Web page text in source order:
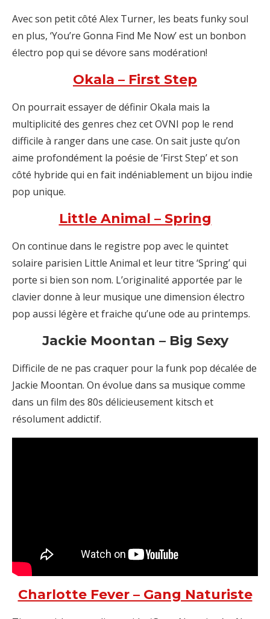
Avec son petit côté Alex Turner, les beats funky soul
en plus, ‘You’re Gonna Find Me Now’ est un bonbon
électro pop qui se dévore sans modération!
Okala – First Step
On pourrait essayer de définir Okala mais la
multiplicité des genres chez cet OVNI pop le rend
difficile à ranger dans une case. On sait juste qu’on
aime profondément la poésie de ‘First Step’ et son
côté hybride qui en fait indéniablement un bijou indie
pop unique.
Little Animal – Spring
On continue dans le registre pop avec le quintet
solaire parisien Little Animal et leur titre ‘Spring’ qui
porte si bien son nom. L’originalité apportée par le
clavier donne à leur musique une dimension électro
pop aussi légère et fraiche qu’une ode au printemps.
Jackie Moontan – Big Sexy
Difficile de ne pas craquer pour la funk pop décalée de
Jackie Moontan. On évolue dans sa musique comme
dans un film des 80s délicieusement kitsch et
résolument addictif.
Charlotte Fever – Gang Naturiste